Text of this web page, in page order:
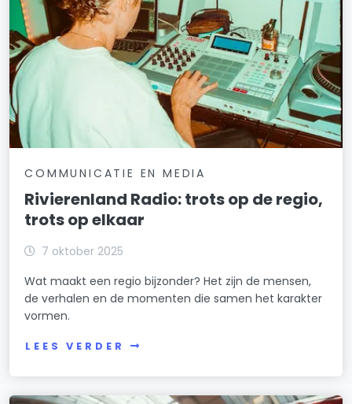
COMMUNICATIE EN MEDIA
Rivierenland Radio: trots op de regio,
trots op elkaar
7 oktober 2025
Wat maakt een regio bijzonder? Het zijn de mensen,
de verhalen en de momenten die samen het karakter
vormen.
LEES VERDER